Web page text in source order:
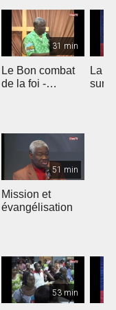
31 min
Le Bon combat
de la foi -
La
51 min
Mission et
évangélisation
53 min